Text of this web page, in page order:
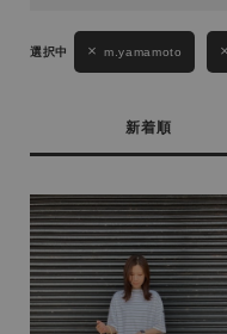
キーワード
m.yamamoto
新着順